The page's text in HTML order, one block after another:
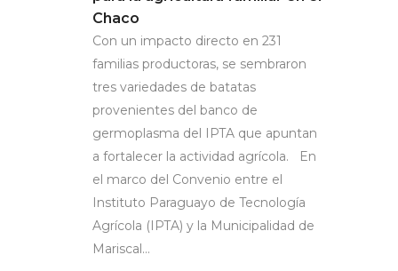
Chaco
Con un impacto directo en 231
familias productoras, se sembraron
tres variedades de batatas
provenientes del banco de
germoplasma del IPTA que apuntan
a fortalecer la actividad agrícola. En
el marco del Convenio entre el
Instituto Paraguayo de Tecnología
Agrícola (IPTA) y la Municipalidad de
Mariscal...